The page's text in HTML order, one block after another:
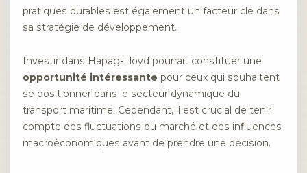
pratiques durables est également un facteur clé dans
sa stratégie de développement.
Investir dans Hapag-Lloyd pourrait constituer une
opportunité intéressante pour ceux qui souhaitent
se positionner dans le secteur dynamique du
transport maritime. Cependant, il est crucial de tenir
compte des fluctuations du marché et des influences
macroéconomiques avant de prendre une décision.